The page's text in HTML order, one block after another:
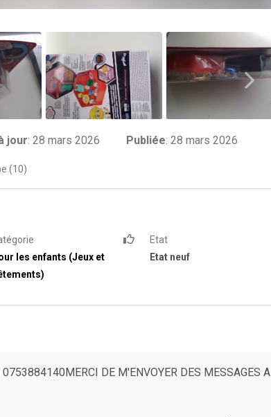
jour:28 mars 2026 Publiée: 28 mars 2026
(10)
les enfants (Jeux et
Etat
Etat neuf
DE M'ENVOYER DES MESSAGES A